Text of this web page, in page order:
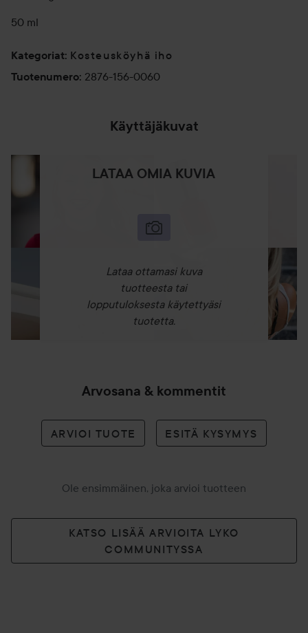
50 ml
Kategoriat: Kosteusköyhä iho
Tuotenumero: 2876-156-0060
Käyttäjäkuvat
LATAA OMIA KUVIA
Lataa ottamasi kuva
tuotteesta tai
lopputuloksesta käytettyäsi
tuotetta.
Arvosana & kommentit
ARVIOI TUOTE ESITÄ KYSYMYS
Ole ensimmäinen, joka arvioi tuotteen
KATSO LISÄÄ ARVIOITA LYKO
COMMUNITYSSA